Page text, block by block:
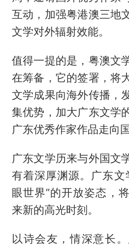
互动，加强粤港澳三地
文学对外辐射效能。
值得一提的是，粤澳文
在筹备，它的签署，将
文学成果向海外传播，
集优势，加大广东文学
广东优秀作家作品走向
广东文学历来与外国文
有着深厚渊源。广东文
眼世界”的开放姿态，
来新的高光时刻。
以诗会友，情深意长